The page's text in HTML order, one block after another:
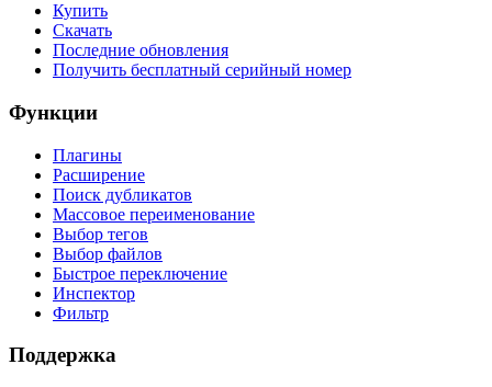
Купить
Скачать
Последние обновления
Получить бесплатный серийный номер
Функции
Плагины
Расширение
Поиск дубликатов
Массовое переименование
Выбор тегов
Выбор файлов
Быстрое переключение
Инспектор
Фильтр
Поддержка